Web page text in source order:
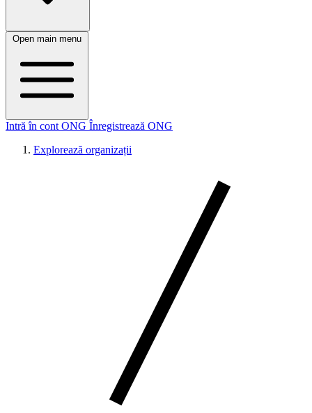
Open main menu
Intră în cont ONG Înregistrează ONG
Explorează organizații